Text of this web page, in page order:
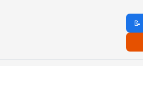
📝